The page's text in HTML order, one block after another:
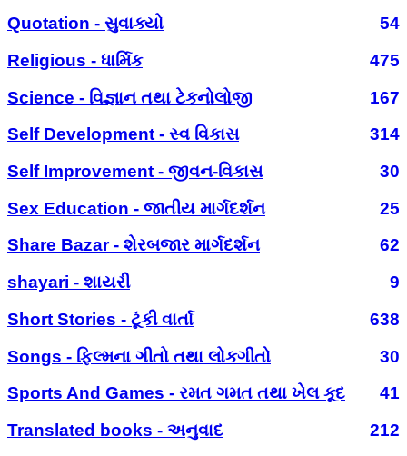
Quotation - સુવાક્યો
54
Religious - ધાર્મિક
475
Science - વિજ્ઞાન તથા ટેકનોલોજી
167
Self Development - સ્વ વિકાસ
314
Self Improvement - જીવન-વિકાસ
30
Sex Education - જાતીય માર્ગદર્શન
25
Share Bazar - શેરબજાર માર્ગદર્શન
62
shayari - શાયરી
9
Short Stories - ટૂંકી વાર્તા
638
Songs - ફિલ્મના ગીતો તથા લોકગીતો
30
Sports And Games - રમત ગમત તથા ખેલ કૂદ
41
Translated books - અનુવાદ
212